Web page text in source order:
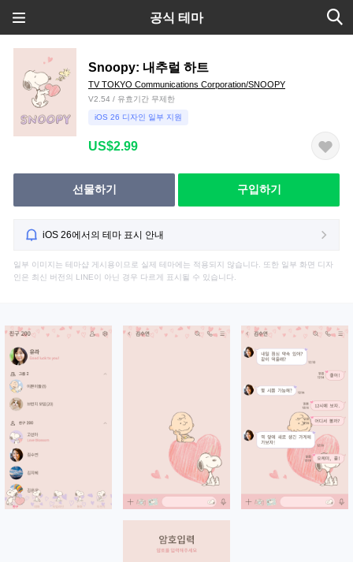
공식 테마
Snoopy: 내추럴 하트
TV TOKYO Communications Corporation/SNOOPY
V2.54 / 유효기간 무제한
iOS 26 디자인 일부 지원
US$2.99
선물하기 구입하기
iOS 26에서의 테마 표시 안내
일부 이미지는 테마샵 게시용이므로 실제 테마에는 적용되지 않습니다. 또한 일부 화면 디자
인은 최신 버전의 LINE이 아닌 경우 다르게 표시될 수 있습니다.